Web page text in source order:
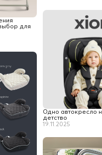
для
Одно автокресло
детство
19.11.2025